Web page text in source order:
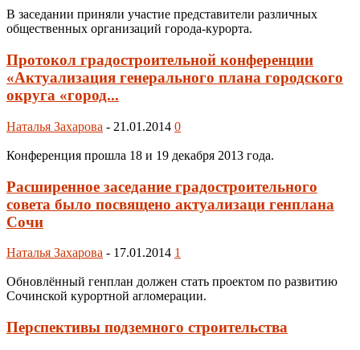
В заседании приняли участие представители различных
общественных организаций города-курорта.
Протокол градостроительной конференции
«Актуализация генерального плана городского
округа «город...
Наталья Захарова - 21.01.2014 0
Конференция прошла 18 и 19 декабря 2013 года.
Расширенное заседание градостроительного
совета было посвящено актуализаци генплана
Сочи
Наталья Захарова - 17.01.2014 1
Обновлённый генплан должен стать проектом по развитию
Сочинской курортной агломерации.
Перспективы подземного строительства